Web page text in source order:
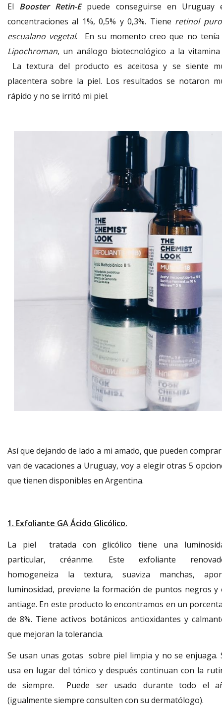
El Booster Retin-E puede conseguirse en Uruguay
concentraciones al 1%, 0,5% y 0,3%. Tiene retinol puro
escualano vegetal. En su momento creo que no tenía
Lipochroman, un análogo biotecnológico a la vitamina
La textura del producto es aceitosa y se siente
placentera sobre la piel. Los resultados se notaron
rápido y no se irritó mi piel.
Así que dejando de lado a mi amado, que pueden
van de vacaciones a Uruguay, voy a elegir otras 5
que tienen disponibles en Argentina.
1. Exfoliante GA Ácido Glicólico.
La piel tratada con glicólico tiene una
particular, créanme. Este exfoliante
homogeneiza la textura, suaviza manchas,
luminosidad, previene la formación de puntos negros y
antiage. En este producto lo encontramos en un
de 8%. Tiene activos botánicos antioxidantes y
que mejoran la tolerancia.
Se usan unas gotas sobre piel limpia y no se enjuaga.
usa en lugar del tónico y después continuan con la
de siempre. Puede ser usado durante todo el
(igualmente siempre consulten con su dermatólogo).